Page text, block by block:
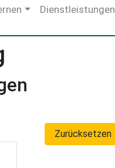
Dienstleistungen
Zurücksetzen